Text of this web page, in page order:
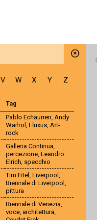
V W X Y Z
Tag
Pablo Echaurren, Andy
Warhol , Fluxus, Art-
rock
Galleria Continua,
percezione, Leandro
Elrich, specchio
Tim Eitel , Liverpool ,
Biennale di Liverpool ,
pittura
Biennale di Venezia,
voce, architettura,